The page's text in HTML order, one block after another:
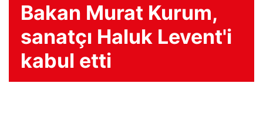
Bakan Murat Kurum,
sanatçı Haluk Levent'i
kabul etti